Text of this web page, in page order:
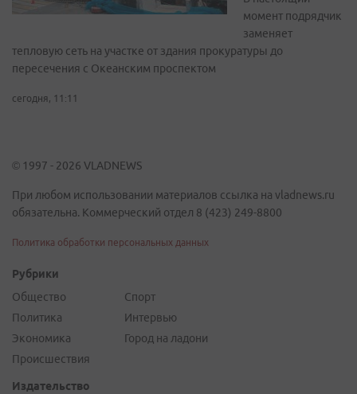
момент подрядчик
заменяет
тепловую сеть на участке от здания прокуратуры до
пересечения с Океанским проспектом
сегодня, 11:11
© 1997 - 2026 VLADNEWS
При любом использовании материалов ссылка на vladnews.ru
обязательна. Коммерческий отдел 8 (423) 249-8800
Политика обработки персональных данных
Рубрики
Общество
Политика
Экономика
Происшествия
Спорт
Интервью
Город на ладони
Издательство